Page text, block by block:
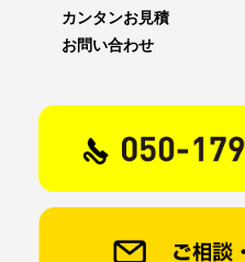
カンタンお見積
お問い合わせ